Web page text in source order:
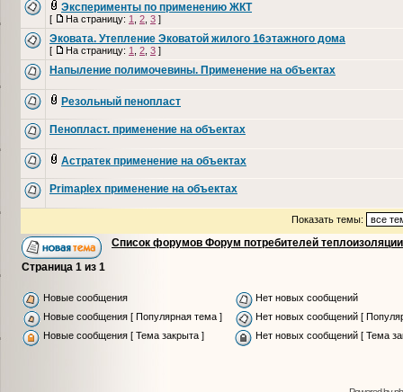
Эксперименты по применению ЖКТ
[ На страницу: 1 2 3 ]
Эковата. Утепление Эковатой жилого 16этажного дома
[ На страницу: 1 2 3 ]
Напыление полимочевины. Применение на объектах
Резольный пенопласт
Пенопласт. применение на объектах
Астратек применение на объектах
Primaplex применение на объектах
Показать темы:
Список форумов Форум потребителей теплоизоляции
Страница 1 из 1
Новые сообщения
Нет новых сообщений
Новые сообщения [ Популярная тема ]
Нет новых сообщений [
Новые сообщения [ Тема закрыта ]
Нет новых сообщений [ Тема